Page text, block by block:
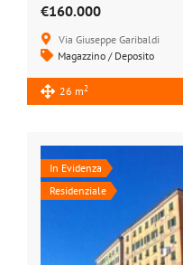
€160.000
Via Giuseppe Garibaldi
Magazzino / Deposito
26 m2
In Evidenza
Residenziale